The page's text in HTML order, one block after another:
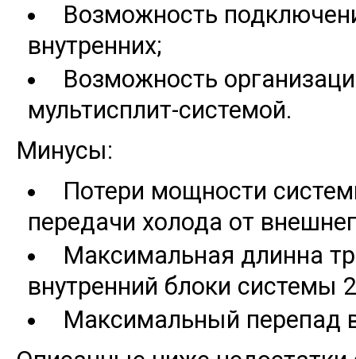
Возможность
внутренних;
Возможность
мультисплит-системой.
Минусы:
Потери мощности
передачи холода от
Максимальная длинна
внутренний блоки системы
Максимальный перепад